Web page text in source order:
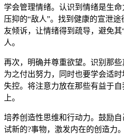
学会管理情绪。认识到情绪是生
压抑的“敌人”。找到健康的宣泄
友倾诉，让情绪得到疏导，避免
人。
再次，明确并尊重欲望。识别那
为之付出努力，同时也要学会适
失控。将注意力放在那些有益于
上。
培养创造性思维和行动力。鼓励
试新的?事物，激发内在的创造力